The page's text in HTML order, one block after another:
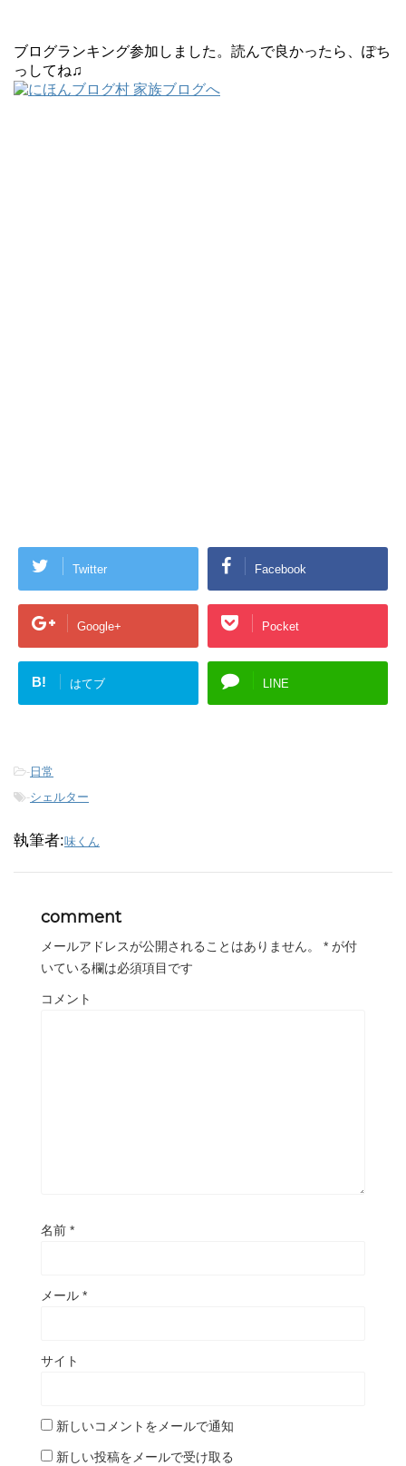
ブログランキング参加しました。読んで良かったら、ぽち
っしてね♫
Twitter Facebook
Google+ Pocket
B! はてブ LINE
- 日常
-シェルター
執筆者:味くん
comment
メールアドレスが公開されることはありません。 * が付
いている欄は必須項目です
コメント
名前 *
メール *
サイト
新しいコメントをメールで通知
新しい投稿をメールで受け取る